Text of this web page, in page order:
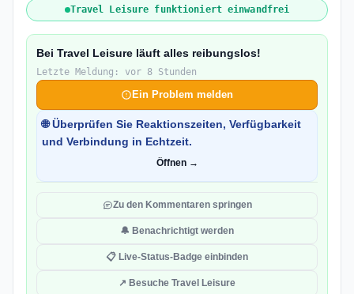
Travel Leisure funktioniert einwandfrei
Bei Travel Leisure läuft alles reibungslos!
Letzte Meldung: vor 8 Stunden
Ein Problem melden
🌐 Überprüfen Sie Reaktionszeiten, Verfügbarkeit
und Verbindung in Echtzeit.
Öffnen →
Zu den Kommentaren springen
🔔 Benachrichtigt werden
📋 Live-Status-Badge einbinden
↗ Besuche Travel Leisure